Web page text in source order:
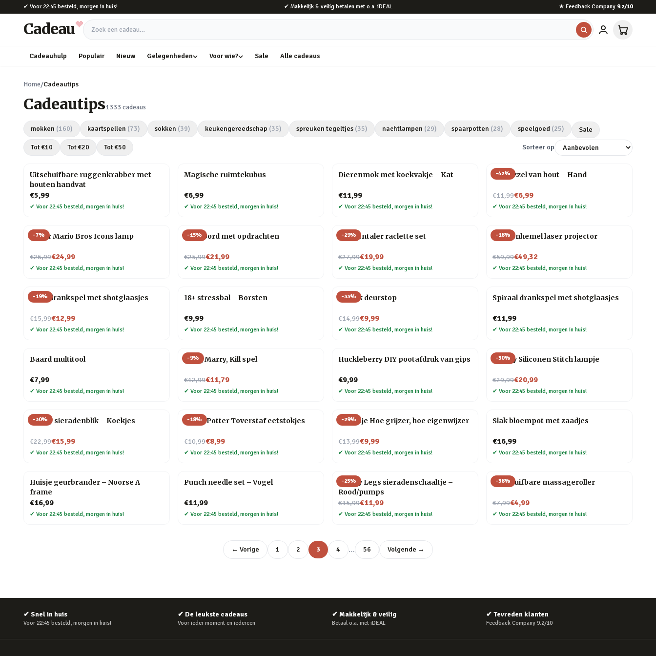
Naar hoofdinhoud
✔ Voor 22:45 besteld, morgen in huis! ✔ Makkelijk & veilig betalen met o.a. iDEAL ★ Feedback Company 9.2/10
Cadeau Zoek een cadeau
Cadeauhulp Populair Nieuw Gelegenheden Voor wie? Sale Alle cadeaus
Home/Cadeautips
Cadeautips1333 cadeaus
mokken (160) kaartspellen (73) sokken (39) keukengereedschap (35) spreuken tegeltjes (35) nachtlampen (29) spaarpotten (28) speelgoed (25) Sale
Tot €10 Tot €20 Tot €50 Sorteer op
Uitschuifbare ruggenkrabber met
houten handvat
€5,99
✔ Voor 22:45 besteld, morgen in huis!
Magische ruimtekubus
€6,99
✔ Voor 22:45 besteld, morgen in huis!
Dierenmok met koekvakje – Kat
€11,99
✔ Voor 22:45 besteld, morgen in huis!
-42%
3D puzzel van hout – Hand
€11,99
Nu voor€6,99
✔ Voor 22:45 besteld, morgen in huis!
-7%
Super Mario Bros Icons lamp
€26,99
Nu voor€24,99
✔ Voor 22:45 besteld, morgen in huis!
-15%
Pizzabord met opdrachten
€25,99
Nu voor€21,99
✔ Voor 22:45 besteld, morgen in huis!
-29%
Emmentaler raclette set
€27,99
Nu voor€19,99
✔ Voor 22:45 besteld, morgen in huis!
-18%
Sterrenhemel laser projector
€59,99
Nu voor€49,32
✔ Voor 22:45 besteld, morgen in huis!
-19%
Ludo drankspel met shotglaasjes
€15,99
Nu voor€12,99
✔ Voor 22:45 besteld, morgen in huis!
18+ stressbal – Borsten
€9,99
✔ Voor 22:45 besteld, morgen in huis!
-33%
Balzak deurstop
€14,99
Nu voor€9,99
✔ Voor 22:45 besteld, morgen in huis!
Spiraal drankspel met shotglaasjes
€11,99
✔ Voor 22:45 besteld, morgen in huis!
Baard multitool
€7,99
✔ Voor 22:45 besteld, morgen in huis!
-9%
F*ck, Marry, Kill spel
€12,99
Nu voor€11,79
✔ Voor 22:45 besteld, morgen in huis!
Huckleberry DIY pootafdruk van gips
€9,99
✔ Voor 22:45 besteld, morgen in huis!
-30%
Disney Siliconen Stitch lampje
€29,99
Nu voor€20,99
✔ Voor 22:45 besteld, morgen in huis!
-30%
Snoep sieradenblik – Koekjes
€22,99
Nu voor€15,99
✔ Voor 22:45 besteld, morgen in huis!
-18%
Harry Potter Toverstaf eetstokjes
€10,99
Nu voor€8,99
✔ Voor 22:45 besteld, morgen in huis!
-29%
Tegeltje Hoe grijzer, hoe eigenwijzer
€13,99
Nu voor€9,99
✔ Voor 22:45 besteld, morgen in huis!
Slak bloempot met zaadjes
€16,99
✔ Voor 22:45 besteld, morgen in huis!
Huisje geurbrander – Noorse A
frame
€16,99
✔ Voor 22:45 besteld, morgen in huis!
Punch needle set – Vogel
€11,99
✔ Voor 22:45 besteld, morgen in huis!
-25%
Happy Legs sieradenschaaltje –
Rood/pumps
€15,99
Nu voor€11,99
✔ Voor 22:45 besteld, morgen in huis!
-38%
Uitschuifbare massageroller
€7,99
Nu voor€4,99
✔ Voor 22:45 besteld, morgen in huis!
← Vorige 1 2 3 4 … 56 Volgende →
✔ Snel in huis
Voor 22:45 besteld, morgen in huis!
✔ De leukste cadeaus
Voor ieder moment en iedereen
✔ Makkelijk & veilig
Betaal o.a. met iDEAL
✔ Tevreden klanten
Feedback Company 9.2/10